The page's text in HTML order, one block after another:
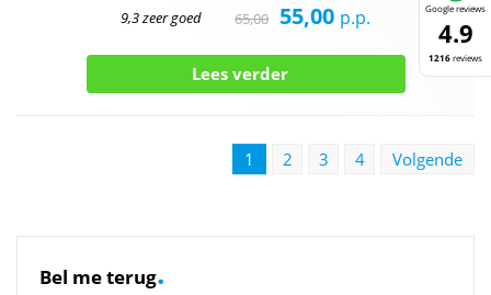
9,3 zeer goed 65,00 55,00 p.p.
Lees verder
1 2 3 4 Volgende
Bel me terug.
Google reviews
4.9
1216reviews